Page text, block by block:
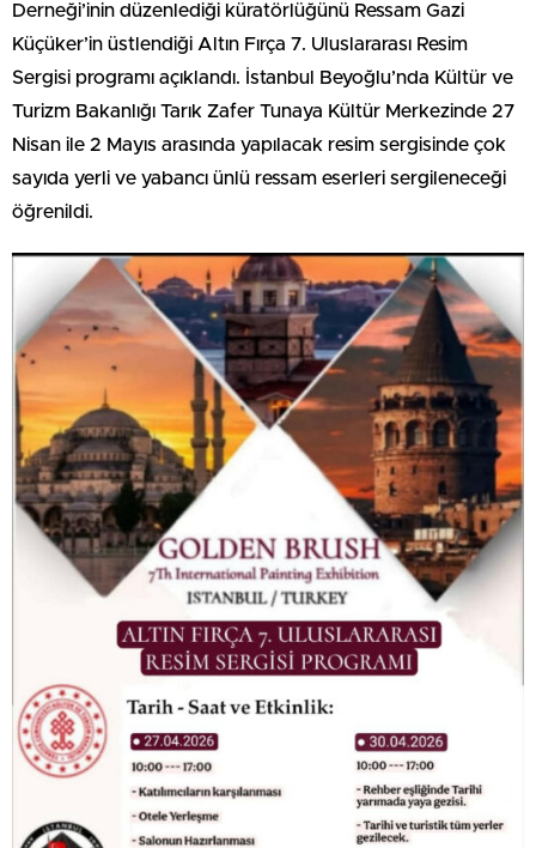
Derneği’inin düzenlediği küratörlüğünü Ressam Gazi
Küçüker’in üstlendiği Altın Fırça 7. Uluslararası Resim
Sergisi programı açıklandı. İstanbul Beyoğlu’nda Kültür ve
Turizm Bakanlığı Tarık Zafer Tunaya Kültür Merkezinde 27
Nisan ile 2 Mayıs arasında yapılacak resim sergisinde çok
sayıda yerli ve yabancı ünlü ressam eserleri sergileneceği
öğrenildi.